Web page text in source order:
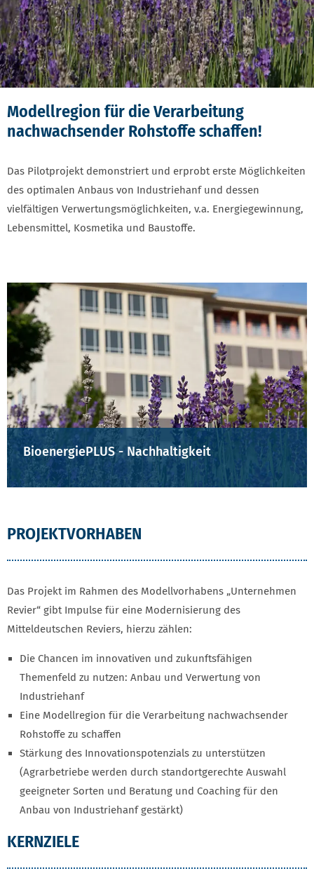
Modellregion für die Verarbeitung
nachwachsender Rohstoffe schaffen!
Das Pilotprojekt demonstriert und erprobt erste Möglichkeiten
des optimalen Anbaus von Industriehanf und dessen
vielfältigen Verwertungsmöglichkeiten, v.a. Energiegewinnung,
Lebensmittel, Kosmetika und Baustoffe.
BioenergiePLUS - Nachhaltigkeit
PROJEKTVORHABEN
Das Projekt im Rahmen des Modellvorhabens „Unternehmen
Revier“ gibt Impulse für eine Modernisierung des
Mitteldeutschen Reviers, hierzu zählen:
Die Chancen im innovativen und zukunftsfähigen
Themenfeld zu nutzen: Anbau und Verwertung von
Industriehanf
Eine Modellregion für die Verarbeitung nachwachsender
Rohstoffe zu schaffen
Stärkung des Innovationspotenzials zu unterstützen
(Agrarbetriebe werden durch standortgerechte Auswahl
geeigneter Sorten und Beratung und Coaching für den
Anbau von Industriehanf gestärkt)
KERNZIELE